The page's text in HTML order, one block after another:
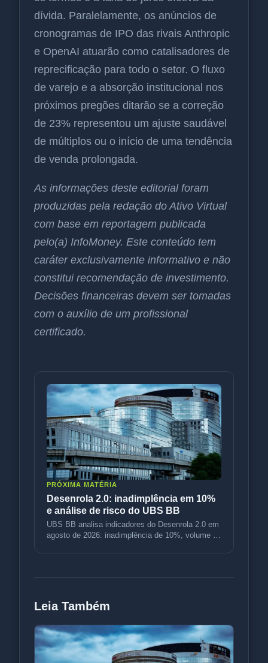
dívida. Paralelamente, os anúncios de
cronogramas de IPO das rivais Anthropic
e OpenAI atuarão como catalisadores de
reprecificação para todo o setor. O fluxo
de varejo e a absorção institucional nos
próximos pregões ditarão se a correção
de 23% representou um ajuste saudável
de múltiplos ou o início de uma tendência
de venda prolongada.
As informações deste editorial foram
produzidas pela redação do Ativo Virtual
com base em reportagem publicada
pelo(a) InfoMoney. Este conteúdo tem
caráter exclusivamente informativo e não
constitui recomendação de investimento.
Decisões financeiras devem ser tomadas
com o auxílio de um profissional
certificado.
PRÓXIMA MATÉRIA
Desenrola 2.0: inadimplência em 10%
e análise de risco do UBS BB
UBS BB analisa indicadores do Desenrola 2.0 em
agosto de 2026: inadimplência de 10%, volume de
Leia Também